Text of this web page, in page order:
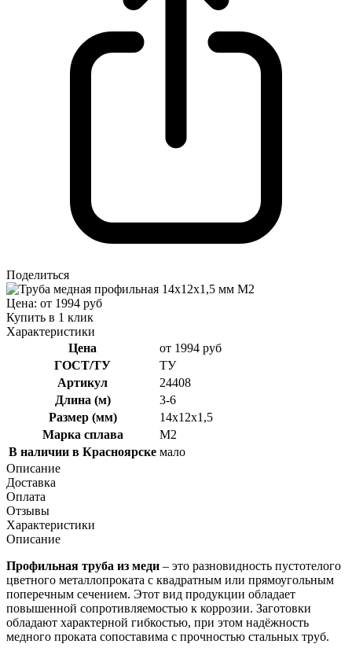
Поделиться
Цена: от 1994 руб
Купить в 1 клик
Характеристики
Цена
от 1994 руб
ГОСТ/ТУ
ТУ
Артикул
24408
Длина (м)
3-6
Размер (мм)
14x12x1,5
Марка сплава
М2
В наличии в Красноярске мало
Описание
Доставка
Оплата
Отзывы
Характеристики
Описание
Профильная труба из меди – это разновидность пустотелого
цветного металлопроката с квадратным или прямоугольным
поперечным сечением. Этот вид продукции обладает
повышенной сопротивляемостью к коррозии. Заготовки
обладают характерной гибкостью, при этом надёжность
медного проката сопоставима с прочностью стальных труб.